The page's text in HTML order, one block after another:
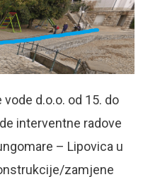
d.o.o. od 15. do
interventne radove
– Lipovica u
zamjene